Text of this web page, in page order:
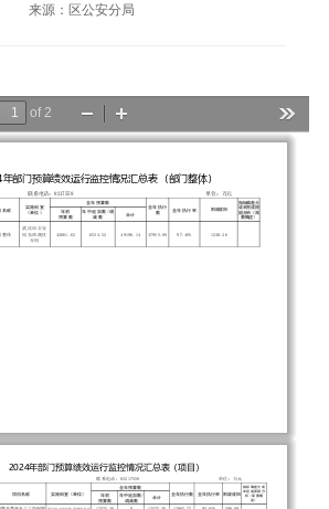
来源：区公安分局